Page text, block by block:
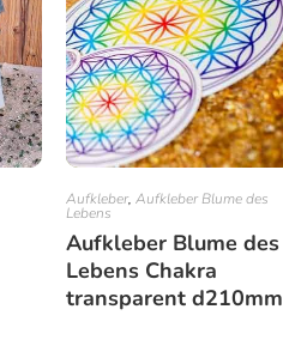
Aufkleber, Aufkleber Blume des
Lebens
Aufkleber Blume des
Lebens Chakra
transparent d210mm